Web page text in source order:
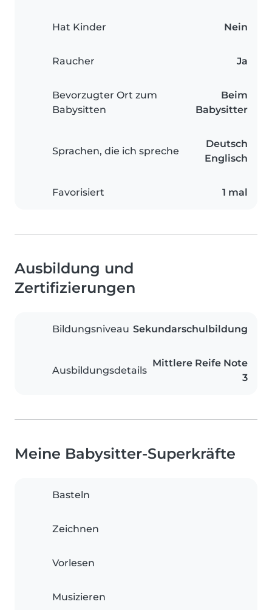
Hat Kinder Nein
Raucher Ja
Bevorzugter Ort zum
Babysitten
Beim
Babysitter
Sprachen, die ich spreche
Deutsch
Englisch
Favorisiert 1 mal
Ausbildung und
Zertifizierungen
Bildungsniveau Sekundarschulbildung
Ausbildungsdetails
Mittlere Reife Note
3
Meine Babysitter-Superkräfte
Basteln
Zeichnen
Vorlesen
Musizieren